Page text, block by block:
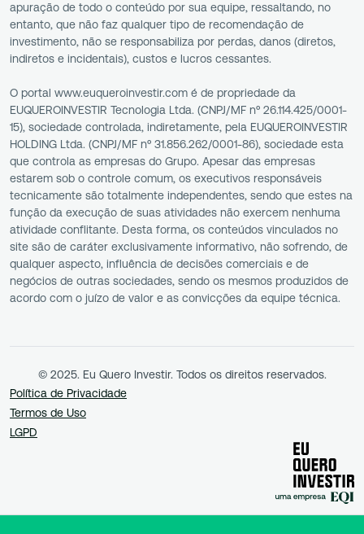
apuração de todo o conteúdo por sua equipe, ressaltando, no
entanto, que não faz qualquer tipo de recomendação de
investimento, não se responsabiliza por perdas, danos (diretos,
indiretos e incidentais), custos e lucros cessantes.
O portal www.euqueroinvestir.com é de propriedade da
EUQUEROINVESTIR Tecnologia Ltda. (CNPJ/MF nº 26.114.425/0001-
15), sociedade controlada, indiretamente, pela EUQUEROINVESTIR
HOLDING Ltda. (CNPJ/MF nº 31.856.262/0001-86), sociedade esta
que controla as empresas do Grupo. Apesar das empresas
estarem sob o controle comum, os executivos responsáveis
tecnicamente são totalmente independentes, sendo que estes na
função da execução de suas atividades não exercem nenhuma
atividade conflitante. Desta forma, os conteúdos vinculados no
site são de caráter exclusivamente informativo, não sofrendo, de
qualquer aspecto, influência de decisões comerciais e de
negócios de outras sociedades, sendo os mesmos produzidos de
acordo com o juízo de valor e as convicções da equipe técnica.
© 2025. Eu Quero Investir. Todos os direitos reservados.
Política de Privacidade
Termos de Uso
LGPD